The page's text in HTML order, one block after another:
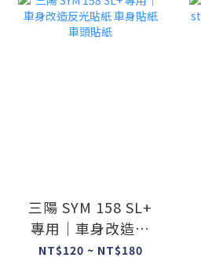
三陽 SYM 158 SL+
專用｜車身改造反
光貼紙 車身貼紙 車
NT$120 ~ NT$180